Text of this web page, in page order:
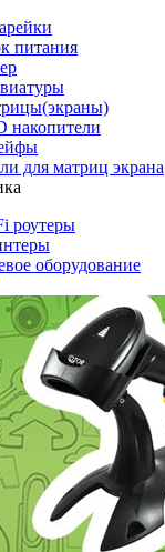
питания
накопители
для матриц экрана
роутеры
оборудование